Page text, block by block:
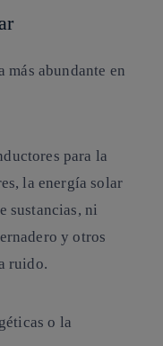
más abundante en
para la
la energía solar
sustancias, ni
y otros
ruido.
o la